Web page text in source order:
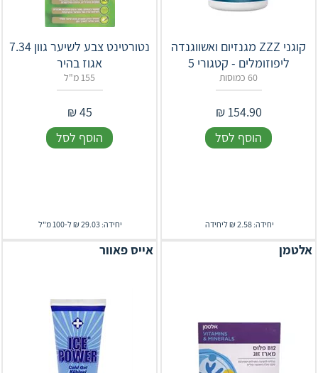
קוגני ZZZ מגנזיום ואשווגנדה
ליפוזומלים - קטגורי 5
60 כמוסות
154.90
₪
הוסף לסל
יחידה: 2.58 ₪ ליחידה
נטורטינט צבע לשיער גוון 7.34
אגוז בהיר
155 מ"ל
45
₪
הוסף לסל
יחידה: 29.03 ₪ ל-100 מ"ל
אלטמן אייס פאוור